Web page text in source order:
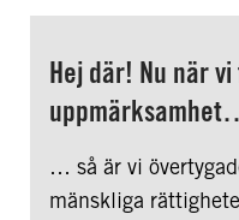
Hej där! Nu när
… så är vi
mänskliga